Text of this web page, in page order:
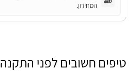
המחירון.
טיפים חשובים לפני התקנה